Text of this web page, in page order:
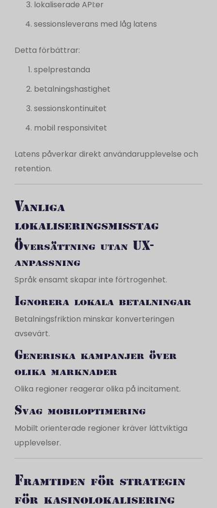
lokaliserade API:er
sessionsleverans med låg latens
Detta förbättrar:
spelprestanda
betalningshastighet
sessionskontinuitet
mobil responsivitet
Latens påverkar direkt användarupplevelse och
retention.
Vanliga
lokaliseringsmisstag
Översättning utan UX-
anpassning
Språk ensamt skapar inte förtrogenhet.
Ignorera lokala betalningar
Betalningsfriktion minskar konverteringen
avsevärt.
Generiska kampanjer över
olika marknader
Olika regioner reagerar olika på incitament.
Svag mobiloptimering
Mobilt orienterade regioner kräver lättviktiga
upplevelser.
Framtiden för strategin
för kasinolokalisering